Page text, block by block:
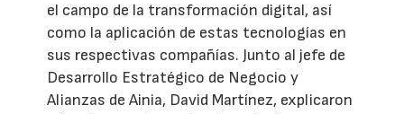
el campo de la transformación digital, así
como la aplicación de estas tecnologías en
sus respectivas compañías. Junto al jefe de
Desarrollo Estratégico de Negocio y
Alianzas de Ainia, David Martínez, explicaron